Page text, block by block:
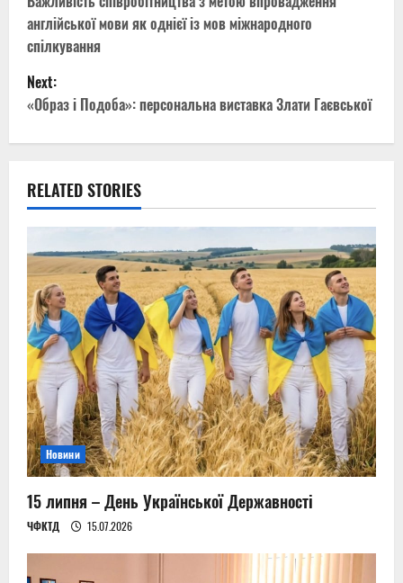
o
s
t
n
v
i
g
a
t
i
o
n
англійської мови як однієї із мов міжнародного
спілкування
Next:
«Образ і Подоба»: персональна виставка Злати Гаєвської
RELATED STORIES
Новини
15 липня – День Української Державності
ЧФКТД 15.07.2026